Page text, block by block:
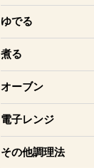
ゆでる
煮る
オーブン
電子レンジ
その他調理法